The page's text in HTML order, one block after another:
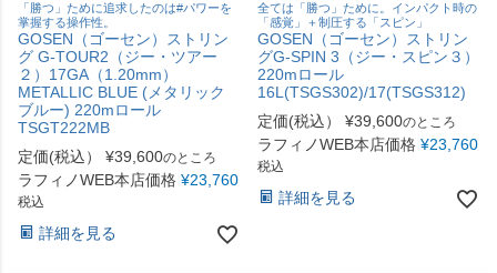
「勝つ」ために追求したのは#パワーを
掌握する操作性。
GOSEN（ゴーセン）ストリン
グ G-TOUR2（ジー・ツアー
２）17GA（1.20mm）
METALLIC BLUE (メタリック
ブルー) 220mロール
TSGT222MB
定価(税込）
¥39,600のところ
ラフィノWEB本店価格 ¥23,760
税込
詳細を見る
全ては「勝つ」ために。インパクト時の
「感覚」＋制圧する「スピン」
GOSEN（ゴーセン）ストリン
グG-SPIN 3（ジー・スピン３）
220mロール
16L(TSGS302)/17(TSGS312)
定価(税込）
¥39,600のところ
ラフィノWEB本店価格 ¥23,760
税込
詳細を見る